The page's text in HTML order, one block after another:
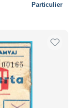
Particulier